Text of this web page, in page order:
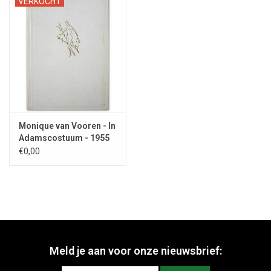
Monique van Vooren - In
Adamscostuum - 1955
€0,00
Meld je aan voor onze nieuwsbrief: